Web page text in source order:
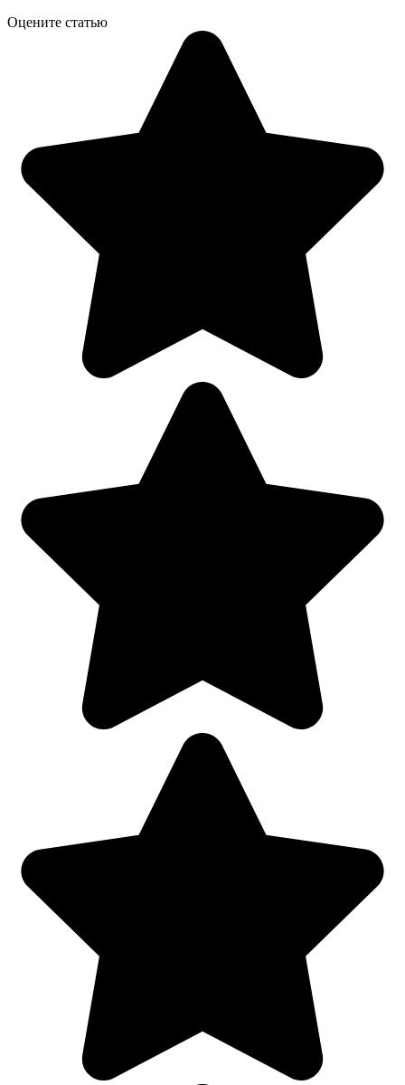
Оцените статью